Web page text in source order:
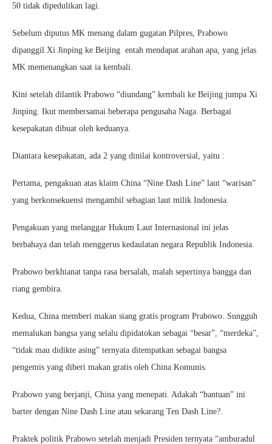
50 tidak dipedulikan lagi.
Sebelum diputus MK menang dalam gugatan Pilpres, Prabowo
dipanggil Xi Jinping ke Beijing entah mendapat arahan apa, yang jelas
MK memenangkan saat ia kembali.
Kini setelah dilantik Prabowo “diundang” kembali ke Beijing jumpa Xi
Jinping. Ikut membersamai beberapa pengusaha Naga. Berbagai
kesepakatan dibuat oleh keduanya.
Diantara kesepakatan, ada 2 yang dinilai kontroversial, yaitu :
Pertama, pengakuan atas klaim China “Nine Dash Line” laut “warisan”
yang berkonsekuensi mengambil sebagian laut milik Indonesia.
Pengakuan yang melanggar Hukum Laut Internasional ini jelas
berbahaya dan telah menggerus kedaulatan negara Republik Indonesia.
Prabowo berkhianat tanpa rasa bersalah, malah sepertinya bangga dan
riang gembira.
Kedua, China memberi makan siang gratis program Prabowo. Sungguh
memalukan bangsa yang selalu dipidatokan sebagai “besar”, “merdeka”,
“tidak mau didikte asing” ternyata ditempatkan sebagai bangsa
pengemis yang diberi makan gratis oleh China Komunis.
Prabowo yang berjanji, China yang menepati. Adakah “bantuan” ini
barter dengan Nine Dash Line atau sekarang Ten Dash Line?.
Praktek politik Prabowo setelah menjadi Presiden ternyata “amburadul